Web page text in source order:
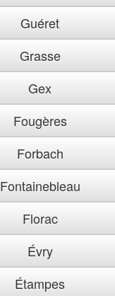
Guéret
Grasse
Gex
Fougères
Forbach
Fontainebleau
Florac
Évry
Étampes